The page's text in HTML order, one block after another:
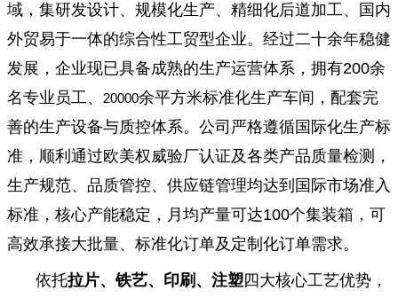
域，集研发设计、规模化生产、精细化后道加工、国内
外贸易于一体的综合性工贸型企业。经过二十余年稳健
发展，企业现已具备成熟的生产运营体系，拥有200余
名专业员工、
20000余平方米标准化生产车间，配套完
善的生产设备与质控体系。公司严格遵循国际化生产标
准，顺利通过欧美权威验厂认证及各类产品质量检测，
生产规范、品质管控、供应链管理均达到国际市场准入
标准，核心产能稳定，月均产量可达100个集装箱，可
高效承接大批量、标准化订单及定制化订单需求。
依托拉片、铁艺、印刷、注塑四大核心工艺优势，